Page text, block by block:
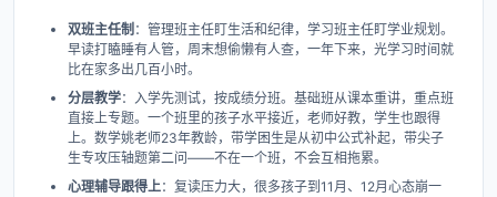
双班主任制 ：管理班主任盯生活和纪律，学习班主任盯学业规划。
早读打瞌睡有人管，周末想偷懒有人查，一年下来，光学习时间就
比在家多出几百小时。
分层教学：入学先测试，按成绩分班。基础班从课本重讲，重点班
直接上专题。一个班里的孩子水平接近，老师好教，学生也跟得
上。数学姚老师23年教龄，带学困生是从初中公式补起，带尖子
生专攻压轴题第二问——不在一个班，不会互相拖累。
心理辅导跟得上：复读压力大，很多孩子到11月、12月心态崩一